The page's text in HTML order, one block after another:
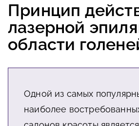
Принцип
лазерной
области
Одной из самых
наиболее